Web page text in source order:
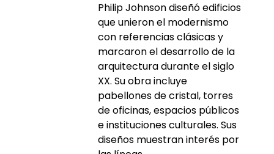
Philip Johnson diseñó edificios
que unieron el modernismo
con referencias clásicas y
marcaron el desarrollo de la
arquitectura durante el siglo
XX. Su obra incluye
pabellones de cristal, torres
de oficinas, espacios públicos
e instituciones culturales. Sus
diseños muestran interés por